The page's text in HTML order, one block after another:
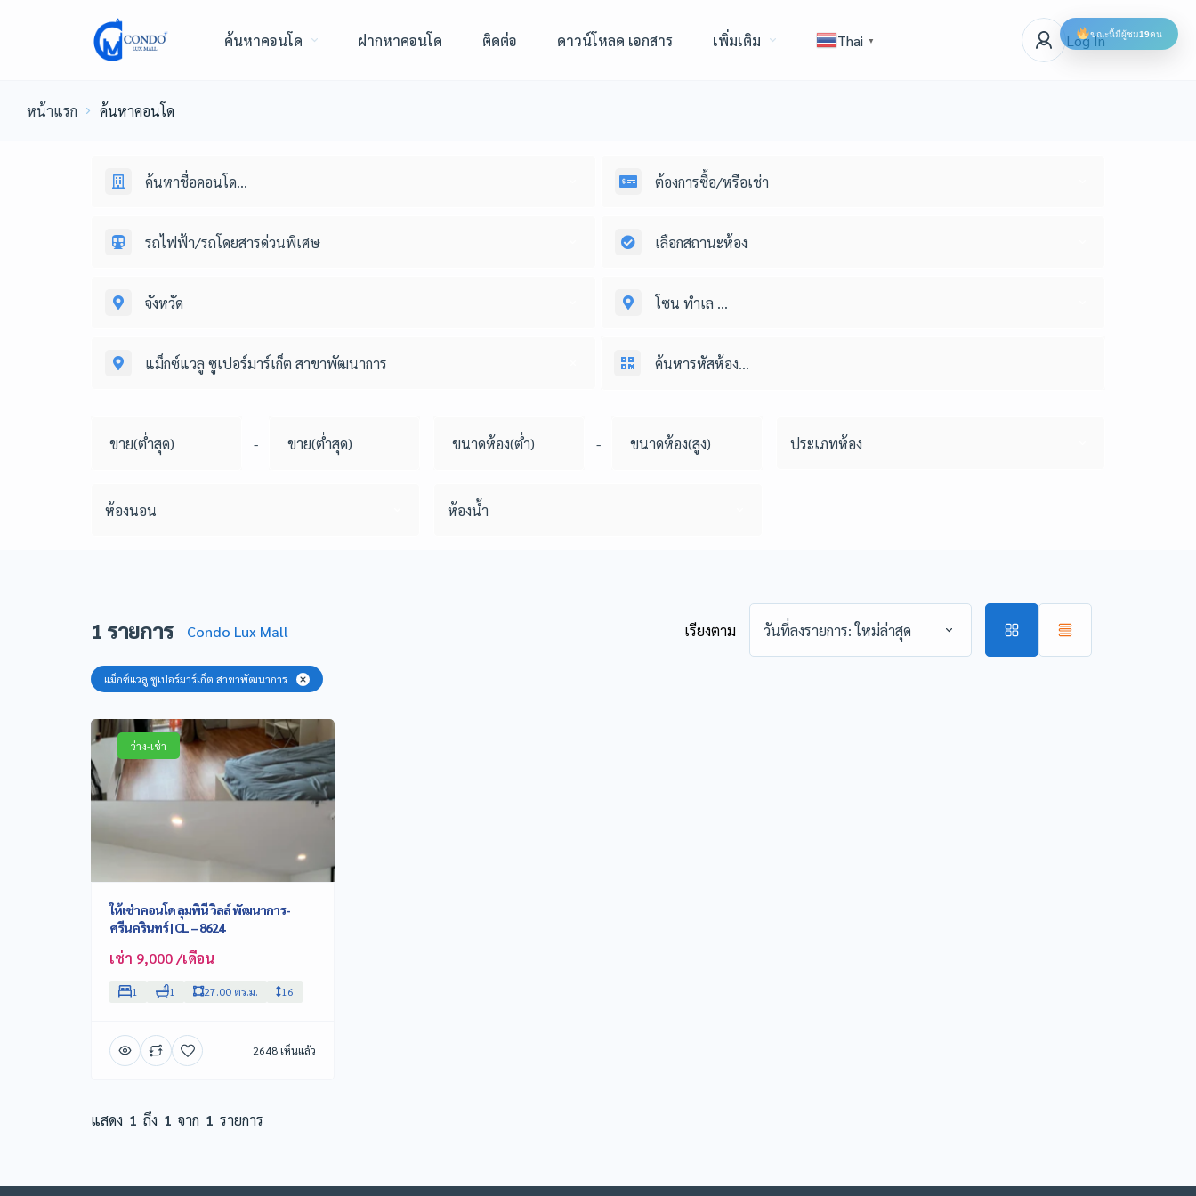
ค้นหาคอนโด ฝากหาคอนโด ติดต่อ ดาวน์โหลด เอกสาร เพิ่มเติม Thai ▼ Log In
หน้าแรก ค้นหาคอนโด
ค้นหาชื่อคอนโด... ต้องการซื้อ/หรือเช่า
รถไฟฟ้า/รถโดยสารด่วนพิเศษ เลือกสถานะห้อง
จังหวัด โซน ทำเล ...
แม็กซ์แวลู ซูเปอร์มาร์เก็ต สาขาพัฒนาการ
- - ประเภทห้อง
ห้องนอน ห้องน้ำ
1 รายการ Condo Lux Mall เรียงตาม วันที่ลงรายการ: ใหม่ล่าสุด
แม็กซ์แวลู ซูเปอร์มาร์เก็ต สาขาพัฒนาการ
ว่าง-เช่า
ให้เช่าคอนโด ลุมพินี วิลล์ พัฒนาการ-
ศรีนครินทร์ | CL – 8624
เช่า 9,000 /เดือน
1 1 27.00 ตร.ม. 16
2648 เห็นแล้ว
แสดง 1 ถึง 1 จาก 1 รายการ
ขณะนี้มีผู้ชม19คน